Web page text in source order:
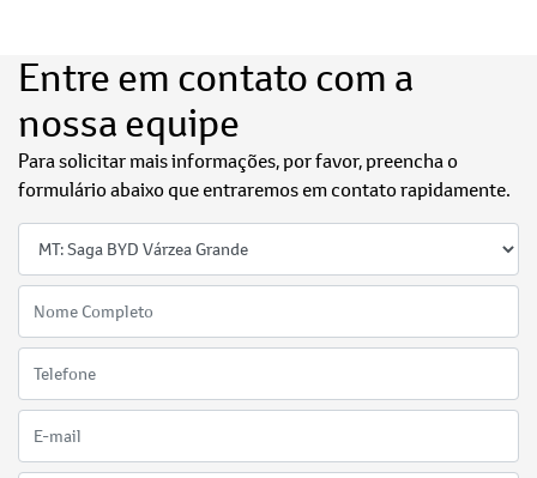
Entre em contato com a
nossa equipe
Para solicitar mais informações, por favor, preencha o
formulário abaixo que entraremos em contato rapidamente.